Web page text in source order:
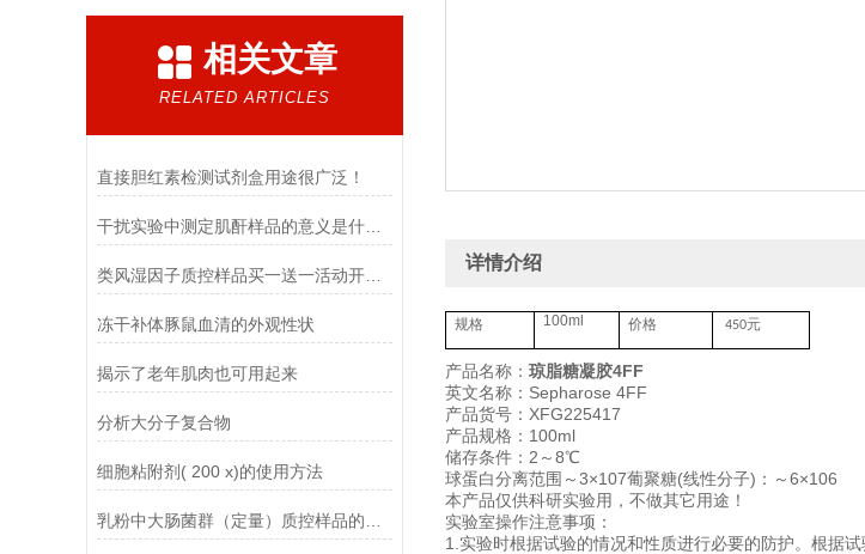
相关文章
RELATED ARTICLES
直接胆红素检测试剂盒用途很广泛！
干扰实验中测定肌酐样品的意义是什么？
类风湿因子质控样品买一送一活动开始啦
冻干补体豚鼠血清的外观性状
揭示了老年肌肉也可用起来
分析大分子复合物
细胞粘附剂( 200 x)的使用方法
详情介绍
规格 100ml 价格 450元
产品名称： 琼脂糖凝胶4FF
英文名称：Sepharose 4FF
产品货号：XFG225417
产品规格：100ml
储存条件：2～8℃
球蛋白分离范围～3×107葡聚糖(线性分子)：～6×106
本产品仅供科研实验用，不做其它用途！
实验室操作注意事项：
1.实验时根据试验的情况和性质进行必要的防护。根据